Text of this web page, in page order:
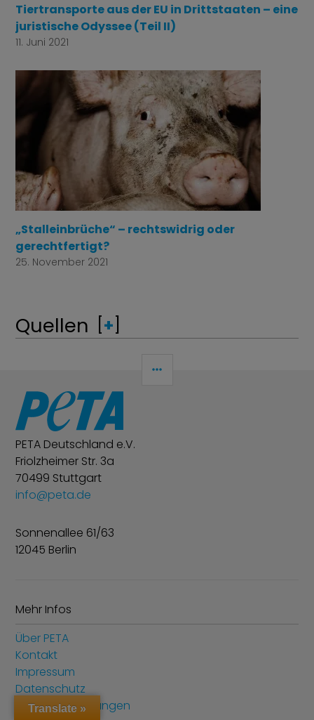
Tiertransporte aus der EU in Drittstaaten – eine
juristische Odyssee (Teil II)
11. Juni 2021
„Stalleinbrüche“ – rechtswidrig oder
gerechtfertigt?
25. November 2021
Quellen [+]
PETA Deutschland e.V.
Friolzheimer Str. 3a
70499 Stuttgart
info@peta.de
Sonnenallee 61/63
12045 Berlin
Mehr Infos
Über PETA
Kontakt
Impressum
Datenschutz
Cookie-Einstellungen
Translate »